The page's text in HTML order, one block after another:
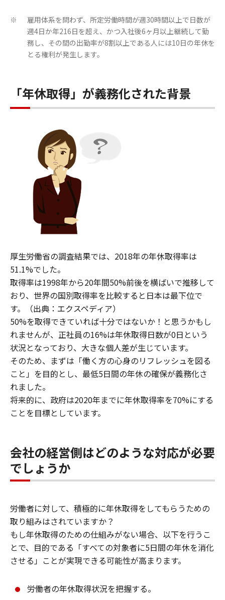
※
雇用体系を問わず、所定労働時間が週30時間以上で日数が
週4日か年216日を超え、かつ入社後6ヶ月以上継続して勤
務し、その間の出勤率が8割以上である人には10日の年休を
とる権利が発生します。
「年休取得」が義務化された背景
厚生労働省の調査結果では、2018年の年休取得率は
51.1%でした。
取得率は1998年から20年間50%前後を横ばいで推移して
おり、世界の国別取得率を比較すると日本は最下位で
す。（出典：エクスペディア）
50%を取得できていれば十分ではないか！と思うかもし
れませんが、正社員の16%は年休取得日数が0日という
状況となっており、大きな個人差が生じています。
そのため、まずは「働く方の心身のリフレッシュを図る
こと」を目的とし、最低5日間の年休の確保が義務化さ
れました。
将来的に、政府は2020年までに年休取得率を70%にする
ことを目標としています。
会社の経営側はどのような対応が必要
でしょうか
労働者に対して、積極的に年休取得をしてもらうための
取り組みはされていますか？
もし年休取得のための仕組みがない場合、以下を行うこ
とで、目的である「すべての対象者に5日間の年休を消化
させる」ことが実現できる可能性が高まります。
労働者の年休取得状況を把握する。